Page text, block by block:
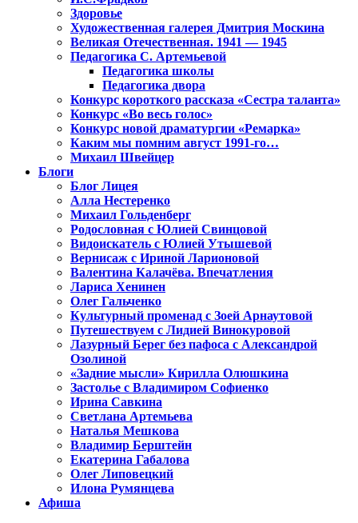
Здоровье
Художественная галерея Дмитрия Москина
Великая Отечественная. 1941 — 1945
Педагогика С. Артемьевой
Педагогика школы
Педагогика двора
Конкурс короткого рассказа «Сестра таланта»
Конкурс «Во весь голос»
Конкурс новой драматургии «Ремарка»
Каким мы помним август 1991-го…
Михаил Швейцер
Блоги
Блог Лицея
Алла Нестеренко
Михаил Гольденберг
Родословная с Юлией Свинцовой
Видоискатель с Юлией Утышевой
Вернисаж с Ириной Ларионовой
Валентина Калачёва. Впечатления
Лариса Хенинен
Олег Гальченко
Культурный променад с Зоей Арнаутовой
Путешествуем с Лидией Винокуровой
Лазурный Берег без пафоса с Александрой
Озолиной
«Задние мысли» Кирилла Олюшкина
Застолье с Владимиром Софиенко
Ирина Савкина
Светлана Артемьева
Наталья Мешкова
Владимир Берштейн
Екатерина Габалова
Олег Липовецкий
Илона Румянцева
Афиша